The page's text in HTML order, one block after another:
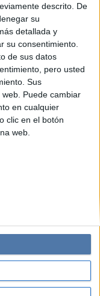
descrito. De
su
detallada y
su consentimiento.
de sus datos
pero usted
Sus
Puede cambiar
en cualquier
clic en el botón
web.
para un
y delineador de
con fórmulas
de alto impacto
pasos.